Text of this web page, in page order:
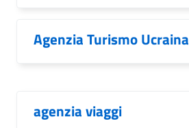
Agenzia Turismo Ucraina
agenzia viaggi